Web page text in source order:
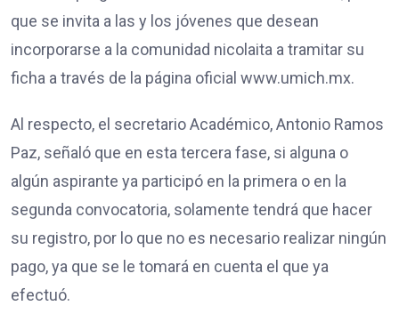
que se invita a las y los jóvenes que desean
incorporarse a la comunidad nicolaita a tramitar su
ficha a través de la página oficial www.umich.mx.
Al respecto, el secretario Académico, Antonio Ramos
Paz, señaló que en esta tercera fase, si alguna o
algún aspirante ya participó en la primera o en la
segunda convocatoria, solamente tendrá que hacer
su registro, por lo que no es necesario realizar ningún
pago, ya que se le tomará en cuenta el que ya
efectuó.